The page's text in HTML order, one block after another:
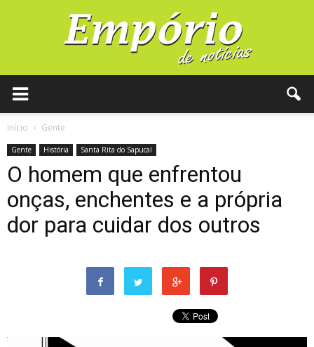
Início Gente
Gente História Santa Rita do Sapucaí
O homem que enfrentou
onças, enchentes e a própria
dor para cuidar dos outros